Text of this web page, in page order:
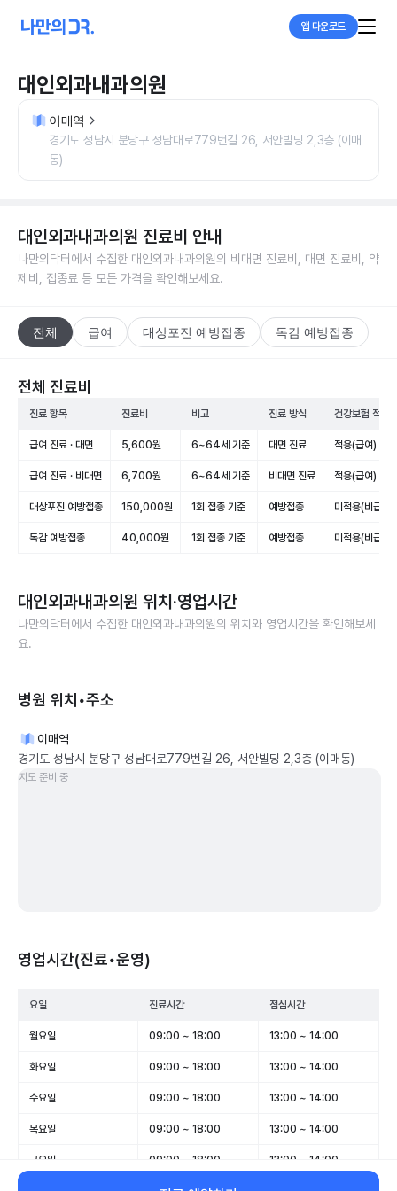
앱 다운로드
대인외과내과의원
이매역
경기도 성남시 분당구 성남대로779번길 26, 서안빌딩 2,3층 (이매
동)
대인외과내과의원 진료비 안내
나만의닥터에서 수집한 대인외과내과의원의 비대면 진료비, 대면 진료비, 약
제비, 접종료 등 모든 가격을 확인해보세요.
전체 급여 대상포진 예방접종 독감 예방접종
전체 진료비
진료 항목 진료비 비고 진료 방식 건강보험 적용
급여 진료 · 대면 5,600원 6~64세 기준 대면 진료 적용(급여)
급여 진료 · 비대면 6,700원 6~64세 기준 비대면 진료 적용(급여)
대상포진 예방접종 150,000원 1회 접종 기준 예방접종 미적용(비급여)
독감 예방접종 40,000원 1회 접종 기준 예방접종 미적용(비급여)
대인외과내과의원 위치·영업시간
나만의닥터에서 수집한 대인외과내과의원의 위치와 영업시간을 확인해보세
요.
병원 위치•주소
이매역
경기도 성남시 분당구 성남대로779번길 26, 서안빌딩 2,3층 (이매동)
지도 준비 중
영업시간(진료•운영)
요일 진료시간 점심시간
월요일 09:00 ~ 18:00 13:00 ~ 14:00
화요일 09:00 ~ 18:00 13:00 ~ 14:00
수요일 09:00 ~ 18:00 13:00 ~ 14:00
목요일 09:00 ~ 18:00 13:00 ~ 14:00
금요일 09:00 ~ 18:00 13:00 ~ 14:00